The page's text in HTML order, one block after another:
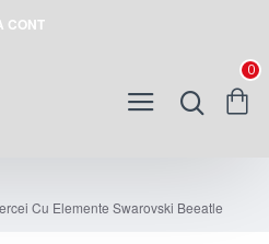
CONT
0
Cu Elemente Swarovski Beeatle